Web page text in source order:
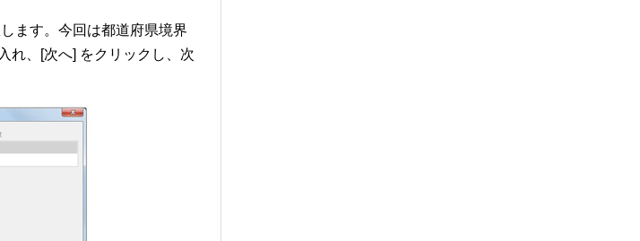
ます。今回は都道府県境界
れ、[次へ] をクリックし、次